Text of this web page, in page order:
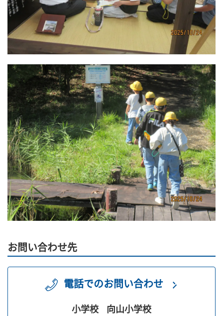
お問い合わせ先
電話でのお問い合わせ
小学校 向山小学校